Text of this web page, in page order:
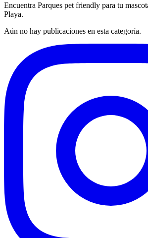
Encuentra Parques pet friendly para tu
Playa.
Aún no hay publicaciones en esta categoría.